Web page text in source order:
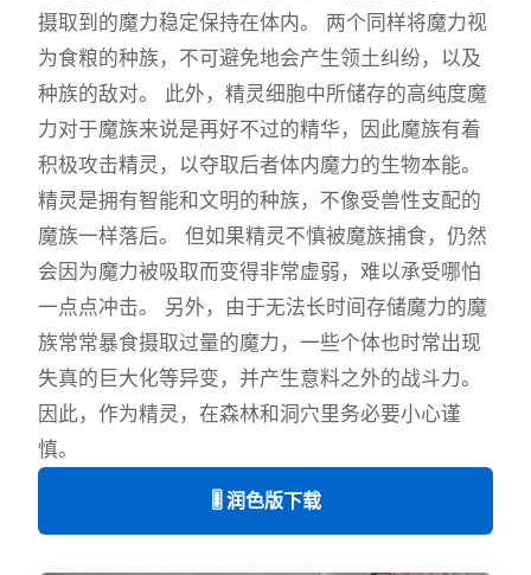
摄取到的魔力稳定保持在体内。 两个同样将魔力视
为食粮的种族，不可避免地会产生领土纠纷，以及
种族的敌对。 此外，精灵细胞中所储存的高纯度魔
力对于魔族来说是再好不过的精华，因此魔族有着
积极攻击精灵，以夺取后者体内魔力的生物本能。
精灵是拥有智能和文明的种族，不像受兽性支配的
魔族一样落后。 但如果精灵不慎被魔族捕食，仍然
会因为魔力被吸取而变得非常虚弱，难以承受哪怕
一点点冲击。 另外，由于无法长时间存储魔力的魔
族常常暴食摄取过量的魔力，一些个体也时常出现
失真的巨大化等异变，并产生意料之外的战斗力。
因此，作为精灵，在森林和洞穴里务必要小心谨
慎。
🎚️ 润色版下载